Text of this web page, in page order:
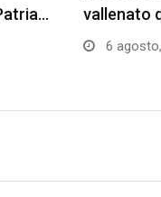
vallenato
6